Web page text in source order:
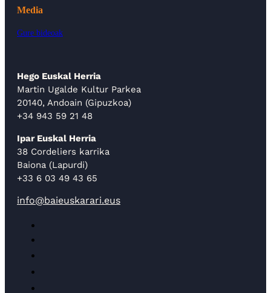
Media
Gure bideoak
Hego Euskal Herria
Martin Ugalde Kultur Parkea
20140, Andoain (Gipuzkoa)
+34 943 59 21 48
Ipar Euskal Herria
38 Cordeliers karrika
Baiona (Lapurdi)
+33 6 03 49 43 65
info@baieuskarari.eus